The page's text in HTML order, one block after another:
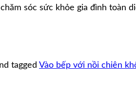
sóc sức khỏe gia đình toàn
tagged Vào bếp với nồi chiên